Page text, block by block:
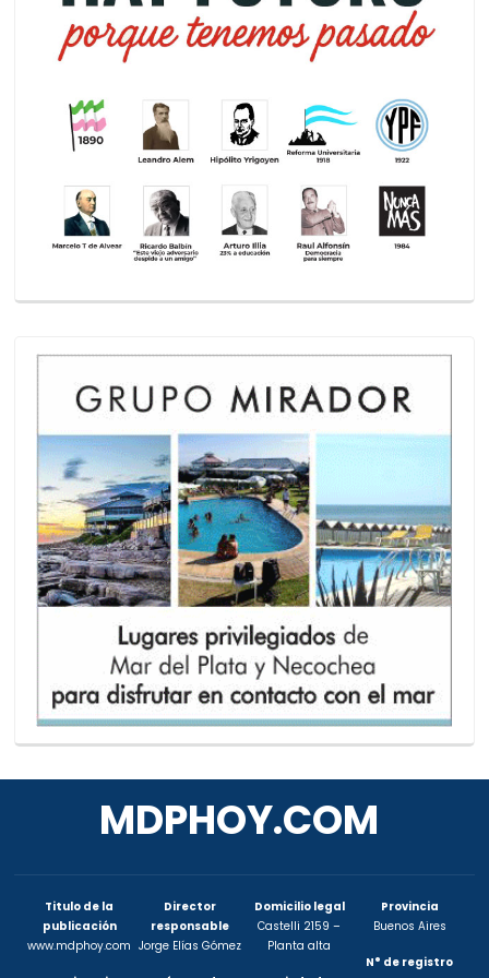
MDPHOY.COM
Titulo de la
publicación
www.mdphoy.com
Director
responsable
Jorge Elías Gómez
Domicilio legal
Castelli 2159 –
Planta alta
Provincia
Buenos Aires
N° de registro